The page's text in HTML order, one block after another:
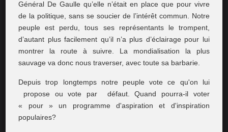
Général De Gaulle qu’elle n’était en place que pour vivre
de la politique, sans se soucier de l’intérêt commun. Notre
peuple est perdu, tous ses représentants le trompent,
d’autant plus facilement qu’il n’a plus d’éclairage pour lui
montrer la route à suivre. La mondialisation la plus
sauvage va donc nous traverser, avec toute sa barbarie.
Depuis trop longtemps notre peuple vote ce qu'on lui
propose ou vote par défaut. Quand pourra-il voter
« pour » un programme d'aspiration et d'inspiration
populaires?